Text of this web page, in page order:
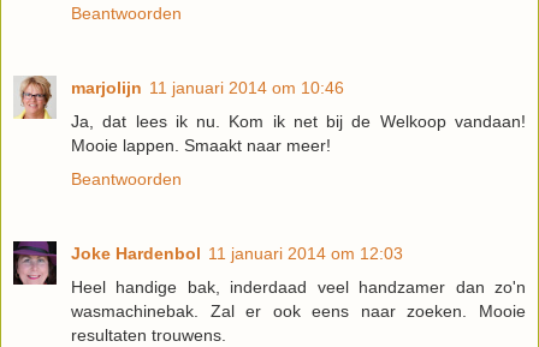
Beantwoorden
marjolijn 11 januari 2014 om 10:46
Ja, dat lees ik nu. Kom ik net bij de Welkoop vandaan!
Mooie lappen. Smaakt naar meer!
Beantwoorden
Joke Hardenbol 11 januari 2014 om 12:03
Heel handige bak, inderdaad veel handzamer dan zo'n
wasmachinebak. Zal er ook eens naar zoeken. Mooie
resultaten trouwens.